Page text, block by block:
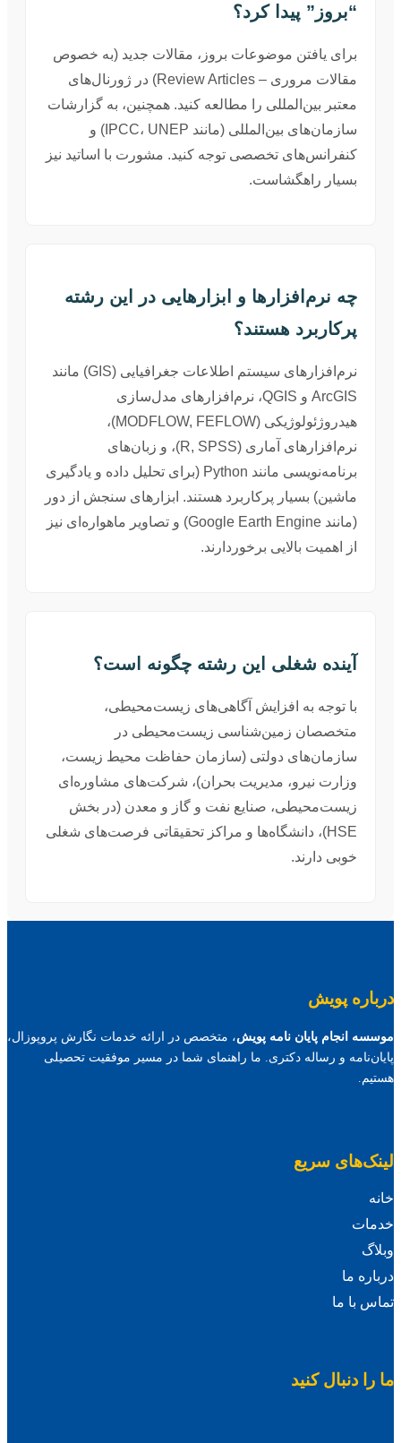
“بروز” پیدا کرد؟
برای یافتن موضوعات بروز، مقالات جدید (به خصوص
مقالات مروری – Review Articles) در ژورنال‌های
معتبر بین‌المللی را مطالعه کنید. همچنین، به گزارشات
سازمان‌های بین‌المللی (مانند IPCC، UNEP) و
کنفرانس‌های تخصصی توجه کنید. مشورت با اساتید نیز
بسیار راهگشاست.
چه نرم‌افزارها و ابزارهایی در این رشته
پرکاربرد هستند؟
نرم‌افزارهای سیستم اطلاعات جغرافیایی (GIS) مانند
ArcGIS و QGIS، نرم‌افزارهای مدل‌سازی
هیدروژئولوژیکی (MODFLOW, FEFLOW)،
نرم‌افزارهای آماری (R, SPSS)، و زبان‌های
برنامه‌نویسی مانند Python (برای تحلیل داده و یادگیری
ماشین) بسیار پرکاربرد هستند. ابزارهای سنجش از دور
(مانند Google Earth Engine) و تصاویر ماهواره‌ای نیز
از اهمیت بالایی برخوردارند.
آینده شغلی این رشته چگونه است؟
با توجه به افزایش آگاهی‌های زیست‌محیطی،
متخصصان زمین‌شناسی زیست‌محیطی در
سازمان‌های دولتی (سازمان حفاظت محیط زیست،
وزارت نیرو، مدیریت بحران)، شرکت‌های مشاوره‌ای
زیست‌محیطی، صنایع نفت و گاز و معدن (در بخش
HSE)، دانشگاه‌ها و مراکز تحقیقاتی فرصت‌های شغلی
خوبی دارند.
درباره پویش
موسسه انجام پایان نامه پویش، متخصص در ارائه خدمات نگارش پروپوزال،
پایان‌نامه و رساله دکتری. ما راهنمای شما در مسیر موفقیت تحصیلی
هستیم.
لینک‌های سریع
خانه
خدمات
وبلاگ
درباره ما
تماس با ما
ما را دنبال کنید